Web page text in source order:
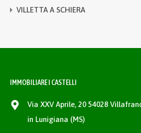
VILLETTA A SCHIERA
IMMOBILIARE I CASTELLI
Via XXV Aprile, 20 54028
in Lunigiana (MS)